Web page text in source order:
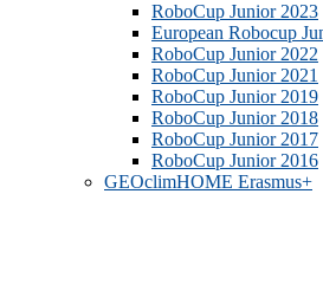
RoboCup Junior 2023
European Robocup
RoboCup Junior 2022
RoboCup Junior 2021
RoboCup Junior 2019
RoboCup Junior 2018
RoboCup Junior 2017
RoboCup Junior 2016
GEOclimHOME Erasmus+